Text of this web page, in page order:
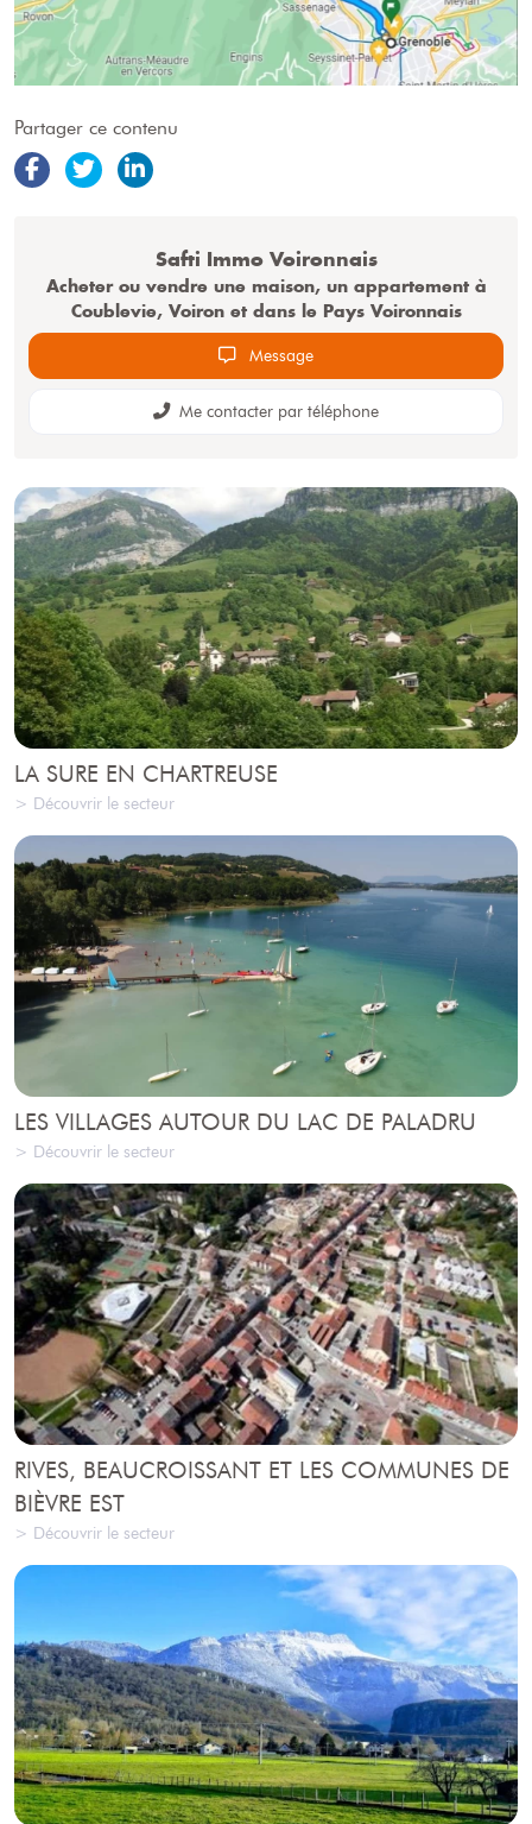
Partager ce contenu
Safti Immo Voironnais
Acheter ou vendre une maison, un appartement à
Coublevie, Voiron et dans le Pays Voironnais
Message
Me contacter par téléphone
LA SURE EN CHARTREUSE
> Découvrir le secteur
LES VILLAGES AUTOUR DU LAC DE PALADRU
> Découvrir le secteur
RIVES, BEAUCROISSANT ET LES COMMUNES DE
BIÈVRE EST
> Découvrir le secteur